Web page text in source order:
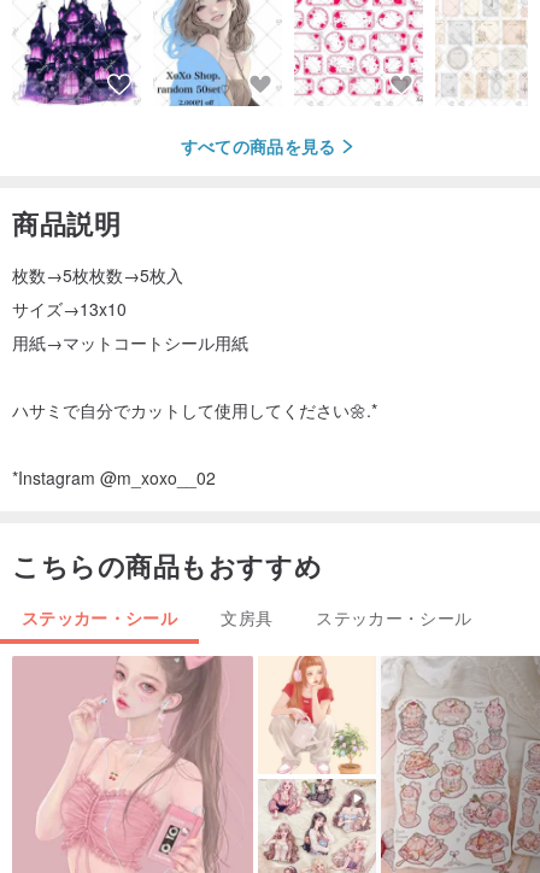
すべての商品を見る
商品説明
枚数→5枚枚数→5枚入
サイズ→13x10
用紙→マットコートシール用紙
ハサミで自分でカットして使用してください🌼.*
*Instagram @m_xoxo__02
こちらの商品もおすすめ
ステッカー・シール 文房具 ステッカー・シール